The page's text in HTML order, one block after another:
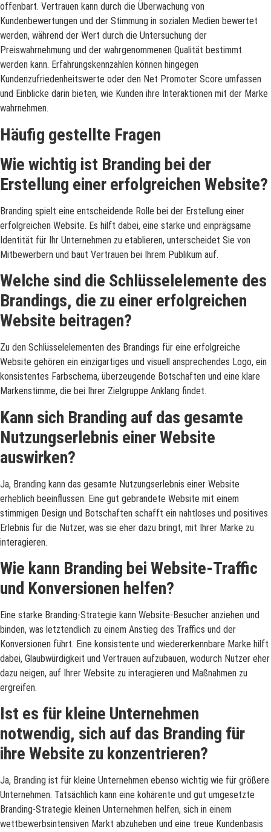
offenbart. Vertrauen kann durch die Überwachung von
Kundenbewertungen und der Stimmung in sozialen Medien bewertet
werden, während der Wert durch die Untersuchung der
Preiswahrnehmung und der wahrgenommenen Qualität bestimmt
werden kann. Erfahrungskennzahlen können hingegen
Kundenzufriedenheitswerte oder den Net Promoter Score umfassen
und Einblicke darin bieten, wie Kunden ihre Interaktionen mit der Marke
wahrnehmen.
Häufig gestellte Fragen
Wie wichtig ist Branding bei der
Erstellung einer erfolgreichen Website?
Branding spielt eine entscheidende Rolle bei der Erstellung einer
erfolgreichen Website. Es hilft dabei, eine starke und einprägsame
Identität für Ihr Unternehmen zu etablieren, unterscheidet Sie von
Mitbewerbern und baut Vertrauen bei Ihrem Publikum auf.
Welche sind die Schlüsselelemente des
Brandings, die zu einer erfolgreichen
Website beitragen?
Zu den Schlüsselelementen des Brandings für eine erfolgreiche
Website gehören ein einzigartiges und visuell ansprechendes Logo, ein
konsistentes Farbschema, überzeugende Botschaften und eine klare
Markenstimme, die bei Ihrer Zielgruppe Anklang findet.
Kann sich Branding auf das gesamte
Nutzungserlebnis einer Website
auswirken?
Ja, Branding kann das gesamte Nutzungserlebnis einer Website
erheblich beeinflussen. Eine gut gebrandete Website mit einem
stimmigen Design und Botschaften schafft ein nahtloses und positives
Erlebnis für die Nutzer, was sie eher dazu bringt, mit Ihrer Marke zu
interagieren.
Wie kann Branding bei Website-Traffic
und Konversionen helfen?
Eine starke Branding-Strategie kann Website-Besucher anziehen und
binden, was letztendlich zu einem Anstieg des Traffics und der
Konversionen führt. Eine konsistente und wiedererkennbare Marke hilft
dabei, Glaubwürdigkeit und Vertrauen aufzubauen, wodurch Nutzer eher
dazu neigen, auf Ihrer Website zu interagieren und Maßnahmen zu
ergreifen.
Ist es für kleine Unternehmen
notwendig, sich auf das Branding für
ihre Website zu konzentrieren?
Ja, Branding ist für kleine Unternehmen ebenso wichtig wie für größere
Unternehmen. Tatsächlich kann eine kohärente und gut umgesetzte
Branding-Strategie kleinen Unternehmen helfen, sich in einem
wettbewerbsintensiven Markt abzuheben und eine treue Kundenbasis